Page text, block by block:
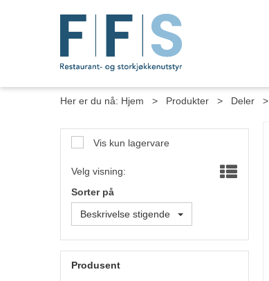
Her er du nå: Hjem > Produkter > Deler >
Vis kun lagervare
Velg visning:
Sorter på
Beskrivelse stigende
Produsent